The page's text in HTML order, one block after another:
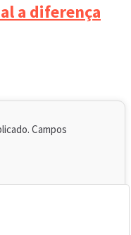
a diferença
Campos